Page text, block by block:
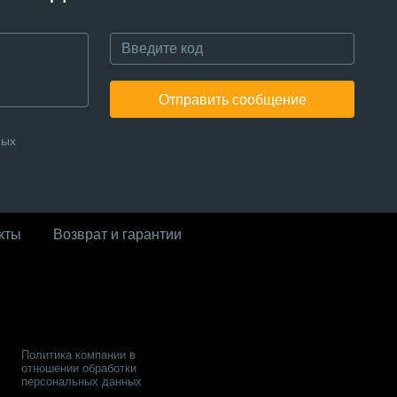
Отправить сообщение
Возврат и гарантии
Политика компании в
отношении обработки
персональных данных